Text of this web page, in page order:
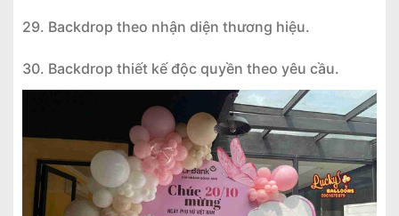
29. Backdrop theo nhận diện thương hiệu.
30. Backdrop thiết kế độc quyền theo yêu cầu.